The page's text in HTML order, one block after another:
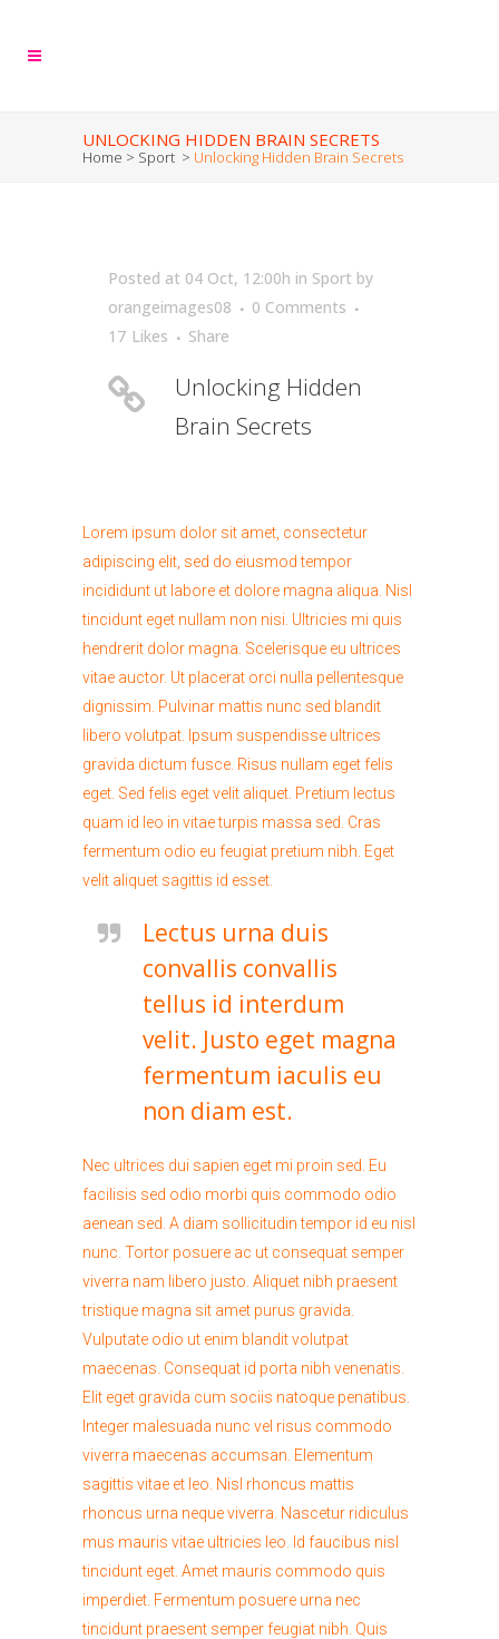
UNLOCKING HIDDEN BRAIN SECRETS
Home > Sport > Unlocking Hidden Brain Secrets
Posted at 04 Oct, 12:00h in Sport by
orangeimages08
0 Comments
17 Likes Share
Unlocking Hidden
Brain Secrets
Lorem ipsum dolor sit amet, consectetur
adipiscing elit, sed do eiusmod tempor
incididunt ut labore et dolore magna aliqua. Nisl
tincidunt eget nullam non nisi. Ultricies mi quis
hendrerit dolor magna. Scelerisque eu ultrices
vitae auctor. Ut placerat orci nulla pellentesque
dignissim. Pulvinar mattis nunc sed blandit
libero volutpat. Ipsum suspendisse ultrices
gravida dictum fusce. Risus nullam eget felis
eget. Sed felis eget velit aliquet. Pretium lectus
quam id leo in vitae turpis massa sed. Cras
fermentum odio eu feugiat pretium nibh. Eget
velit aliquet sagittis id esset.
Lectus urna duis
convallis convallis
tellus id interdum
velit. Justo eget magna
fermentum iaculis eu
non diam est.
Nec ultrices dui sapien eget mi proin sed. Eu
facilisis sed odio morbi quis commodo odio
aenean sed. A diam sollicitudin tempor id eu nisl
nunc. Tortor posuere ac ut consequat semper
viverra nam libero justo. Aliquet nibh praesent
tristique magna sit amet purus gravida.
Vulputate odio ut enim blandit volutpat
maecenas. Consequat id porta nibh venenatis.
Elit eget gravida cum sociis natoque penatibus.
Integer malesuada nunc vel risus commodo
viverra maecenas accumsan. Elementum
sagittis vitae et leo. Nisl rhoncus mattis
rhoncus urna neque viverra. Nascetur ridiculus
mus mauris vitae ultricies leo. Id faucibus nisl
tincidunt eget. Amet mauris commodo quis
imperdiet. Fermentum posuere urna nec
tincidunt praesent semper feugiat nibh. Quis